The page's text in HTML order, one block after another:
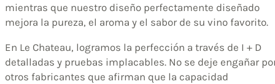
mientras que nuestro diseño perfectamente diseñado
mejora la pureza, el aroma y el sabor de su vino favorito.
En Le Chateau, logramos la perfección a través de I + D
detalladas y pruebas implacables. No se deje engañar
otros fabricantes que afirman que la capacidad